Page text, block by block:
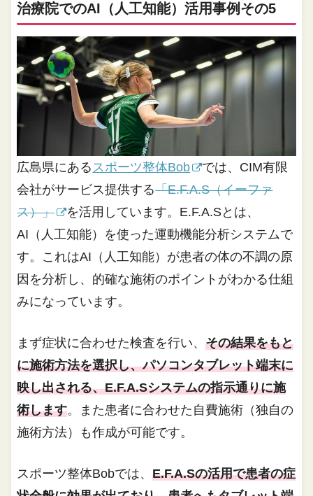
治療院でのAI（人工知能）活用事例その5
広島県にあるスポーツ整体Bob
では、CIM有限
会社がサービス提供する「E.F.A.S（イーファ
ス）」
を活用しています。E.F.A.Sとは、
AI（人工知能）を使った運動機能分析システムで
す。これはAI（人工知能）が患者の体の不調の原
因を分析し、的確な施術のポイントがわかる仕組
みになっています。
まず症状に合わせた検査を行い、その結果をもと
に施術方法を選択し、パソコンタブレット端末に
映し出される、E.F.A.Sシステムの指示通りに施
術します。また患者に合わせた自費施術（独自の
施術方法）も作成が可能です。
スポーツ整体Bobでは、E.F.A.Sの活用で患者の症